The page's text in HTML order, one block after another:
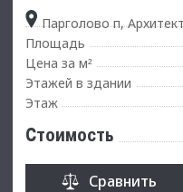
Парголово п,
Площадь
Цена за м²
Этажей в здании
Этаж
Стоимость
Сравнить